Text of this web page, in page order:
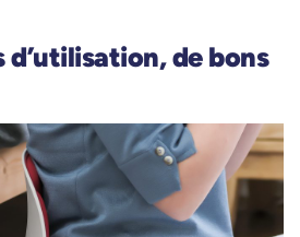
d’utilisation, de bons